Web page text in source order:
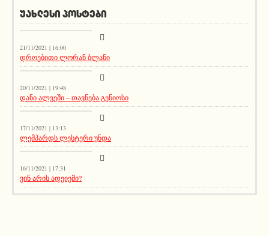
ᲣᲐᲮᲚᲔᲡᲘ ᲞᲝᲡᲢᲔᲑᲘ
21/11/2021 | 16:00
დროებითი ლორან ბლანი
აქეთურ-იქითური
20/11/2021 | 19:48
დანი ალვეში – თავნება გენიოსი
აქეთურ-იქითური
17/11/2021 | 13:13
ლემპარდს ლესტერი უნდა
აქეთურ-იქითური
16/11/2021 | 17:31
ვინ არის ადეიემი?